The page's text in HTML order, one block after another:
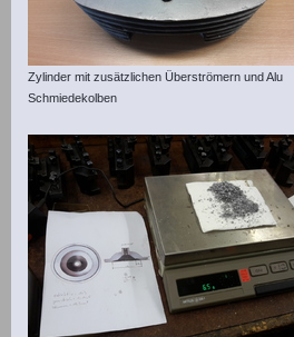
Zylinder mit zusätzlichen Überströmern und Alu
Schmiedekolben